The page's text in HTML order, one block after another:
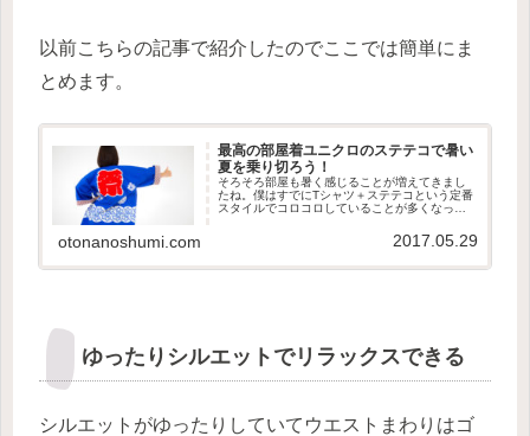
以前こちらの記事で紹介したのでここでは簡単にま
とめます。
最高の部屋着ユニクロのステテコで暑い
夏を乗り切ろう！
そろそろ部屋も暑く感じることが増えてきまし
たね。僕はすでにTシャツ＋ステテコという定番
スタイルでコロコロしていることが多くなって
otonanoshumi.com 2017.05.29
ゆったりシルエットでリラックスできる
シルエットがゆったりしていてウエストまわりはゴ